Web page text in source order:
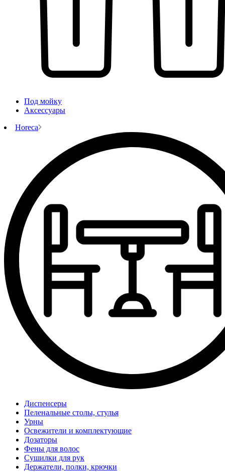
Под мойку
Аксессуары
Horeca
Диспенсеры
Пеленальные столы, стулья
Урны
Освежители и комплектующие
Дозаторы
Фены для волос
Сушилки для рук
Держатели, полки, крючки